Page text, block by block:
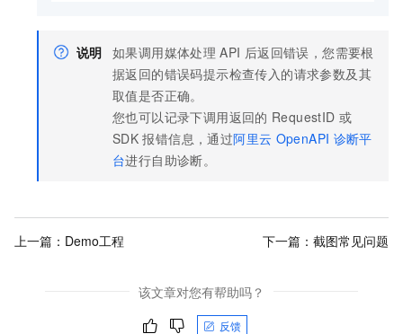
说明 如果调用媒体处理 API 后返回错误，您需要根
据返回的错误码提示检查传入的请求参数及其
取值是否正确。
您也可以记录下调用返回的 RequestID 或
SDK 报错信息，通过阿里云 OpenAPI 诊断平
台进行自助诊断。
上一篇： Demo工程 下一篇： 截图常见问题
该文章对您有帮助吗？
反馈